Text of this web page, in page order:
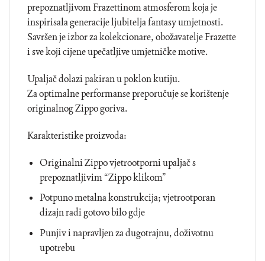
prepoznatljivom Frazettinom atmosferom koja je
inspirisala generacije ljubitelja fantasy umjetnosti.
Savršen je izbor za kolekcionare, obožavatelje Frazette
i sve koji cijene upečatljive umjetničke motive.
Upaljač dolazi pakiran u poklon kutiju.
Za optimalne performanse preporučuje se korištenje
originalnog Zippo goriva.
Karakteristike proizvoda:
Originalni Zippo vjetrootporni upaljač s
prepoznatljivim “Zippo klikom”
Potpuno metalna konstrukcija; vjetrootporan
dizajn radi gotovo bilo gdje
Punjiv i napravljen za dugotrajnu, doživotnu
upotrebu